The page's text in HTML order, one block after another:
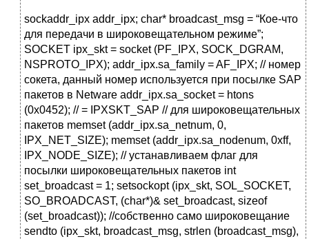
sockaddr_ipx addr_ipx; char* broadcast_msg = “Кое-что
для передачи в широковещательном режиме”;
SOCKET ipx_skt = socket (PF_IPX, SOCK_DGRAM,
NSPROTO_IPX); addr_ipx.sa_family = AF_IPX; // номер
сокета, данный номер используется при посылке SAP
пакетов в Netware addr_ipx.sa_socket = htons
(0x0452); // = IPXSKT_SAP // для широковещательных
пакетов memset (addr_ipx.sa_netnum, 0,
IPX_NET_SIZE); memset (addr_ipx.sa_nodenum, 0xff,
IPX_NODE_SIZE); // устанавливаем флаг для
посылки широковещательных пакетов int
set_broadcast = 1; setsockopt (ipx_skt, SOL_SOCKET,
SO_BROADCAST, (char*)& set_broadcast, sizeof
(set_broadcast)); //собственно само широковещание
sendto (ipx_skt, broadcast_msg, strlen (broadcast_msg),